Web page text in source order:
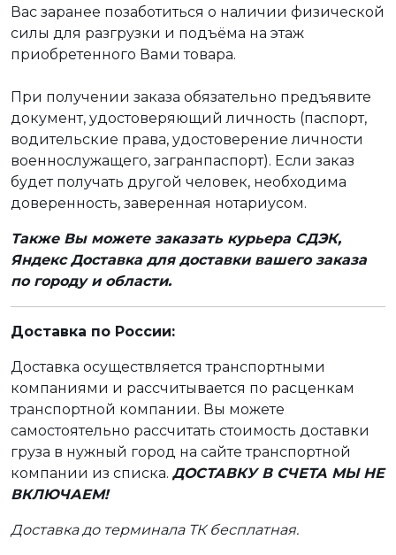
Вас заранее позаботиться о наличии физической
силы для разгрузки и подъёма на этаж
приобретенного Вами товара.
При получении заказа обязательно предъявите
документ, удостоверяющий личность (паспорт,
водительские права, удостоверение личности
военнослужащего, загранпаспорт). Если заказ
будет получать другой человек, необходима
доверенность, заверенная нотариусом.
Также Вы можете заказать курьера СДЭК,
Яндекс Доставка для доставки вашего заказа
по городу и области.
Доставка по России:
Доставка осуществляется транспортными
компаниями и рассчитывается по расценкам
транспортной компании. Вы можете
самостоятельно рассчитать стоимость доставки
груза в нужный город на сайте транспортной
компании из списка. ДОСТАВКУ В СЧЕТА МЫ НЕ
ВКЛЮЧАЕМ!
Доставка до терминала ТК бесплатная.